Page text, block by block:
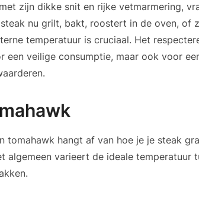
zijn dikke snit en rijke vetmarmering,
nu grilt, bakt, roostert in de oven, of
temperatuur is cruciaal. Het
een veilige consumptie, maar ook voor
tomahawk hangt af van hoe je je steak
algemeen varieert de ideale temperatuur